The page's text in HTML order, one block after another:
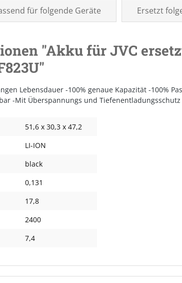
für folgende Geräte Ersetzt
"Akku für JVC
Lebensdauer -100% genaue Kapazität -100%
-Mit Überspannungs und
51,6 x 30,3 x 47,2
LI-ION
black
0,131
17,8
2400
7,4